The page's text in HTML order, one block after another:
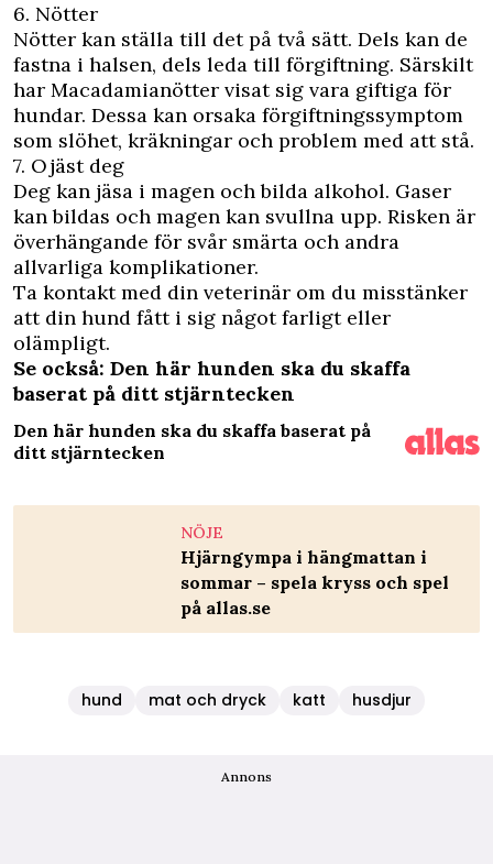
6. Nötter
Nötter kan ställa till det på två sätt. Dels kan de
fastna i halsen, dels leda till förgiftning. Särskilt
har Macadamianötter visat sig vara giftiga för
hundar. Dessa kan orsaka förgiftningssymptom
som slöhet, kräkningar och problem med att stå.
7. Ojäst deg
Deg kan jäsa i magen och bilda alkohol. Gaser
kan bildas och magen kan svullna upp. Risken är
överhängande för svår smärta och andra
allvarliga komplikationer.
Ta kontakt med din veterinär om du misstänker
att din hund fått i sig något farligt eller
olämpligt.
Se också: Den här hunden ska du skaffa
baserat på ditt stjärntecken
Den här hunden ska du skaffa baserat på
ditt stjärntecken
NÖJE
Hjärngympa i hängmattan i
sommar – spela kryss och spel
på allas.se
hund mat och dryck katt husdjur
Annons